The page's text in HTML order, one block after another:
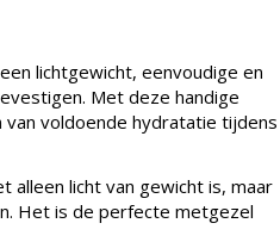
lichtgewicht, eenvoudige en
Met deze handige
voldoende hydratatie tijdens
alleen licht van gewicht is, maar
Het is de perfecte metgezel